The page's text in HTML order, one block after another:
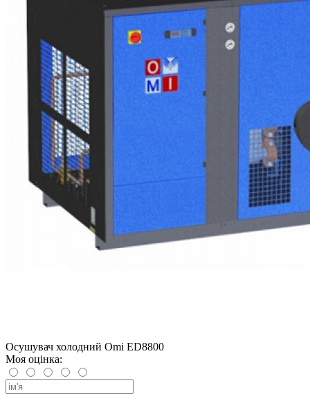
Осушувач холодний Omi ED8800
Моя оцінка: